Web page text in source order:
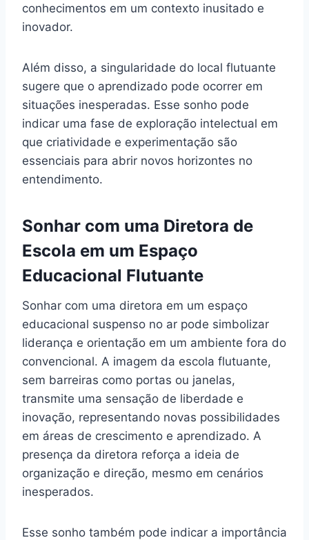
conhecimentos em um contexto inusitado e
inovador.
Além disso, a singularidade do local flutuante
sugere que o aprendizado pode ocorrer em
situações inesperadas. Esse sonho pode
indicar uma fase de exploração intelectual em
que criatividade e experimentação são
essenciais para abrir novos horizontes no
entendimento.
Sonhar com uma Diretora de
Escola em um Espaço
Educacional Flutuante
Sonhar com uma diretora em um espaço
educacional suspenso no ar pode simbolizar
liderança e orientação em um ambiente fora do
convencional. A imagem da escola flutuante,
sem barreiras como portas ou janelas,
transmite uma sensação de liberdade e
inovação, representando novas possibilidades
em áreas de crescimento e aprendizado. A
presença da diretora reforça a ideia de
organização e direção, mesmo em cenários
inesperados.
Esse sonho também pode indicar a importância